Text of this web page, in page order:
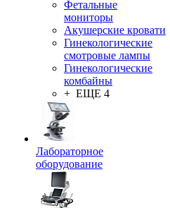
Фетальные
мониторы
Акушерские кровати
Гинекологические
смотровые лампы
Гинекологические
комбайны
+ ЕЩЕ 4
Лабораторное
оборудование